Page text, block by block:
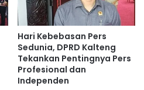
Hari Kebebasan Pers
Sedunia, DPRD Kalteng
Tekankan Pentingnya Pers
Profesional dan
Independen